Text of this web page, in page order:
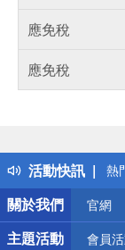
應免稅
應免稅
活動快訊
得
熱
銀
偏
詐
關於我們
官網
主題活動 會員